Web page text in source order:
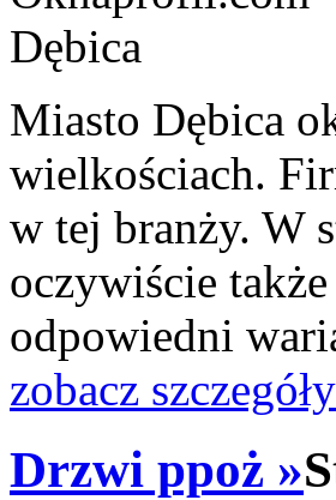
Miasto Dębica
wielkościach.
w tej branży. W
oczywiście
odpowiedni
zobacz
Drzwi ppoż »